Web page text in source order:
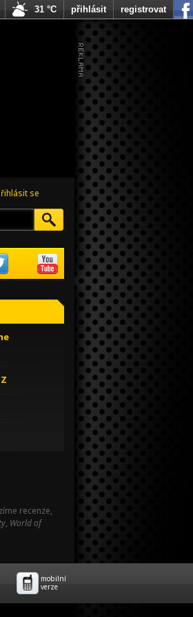
se
Z
recenze,
, World of
31 °C přihlásit registrovat
mobilní
verze